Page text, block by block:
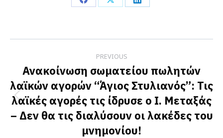
Share
Facebook
Share
X
Share
LinkedIn
navigation
PREVIOUS
Previous
post:
Ανακοίνωση σωματείου πωλητών
λαϊκών αγορών “Άγιος Στυλιανός”: Τις
λαϊκές αγορές τις ίδρυσε ο Ι. Μεταξάς
– Δεν θα τις διαλύσουν οι λακέδες του
μνημονίου!